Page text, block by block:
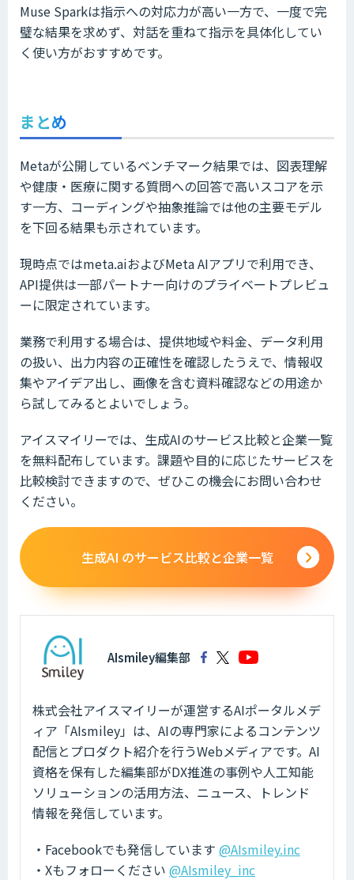
Muse Sparkは指示への対応力が高い一方で、一度で完
璧な結果を求めず、対話を重ねて指示を具体化してい
く使い方がおすすめです。
まとめ
Metaが公開しているベンチマーク結果では、図表理解
や健康・医療に関する質問への回答で高いスコアを示
す一方、コーディングや抽象推論では他の主要モデル
を下回る結果も示されています。
現時点ではmeta.aiおよびMeta AIアプリで利用でき、
API提供は一部パートナー向けのプライベートプレビュ
ーに限定されています。
業務で利用する場合は、提供地域や料金、データ利用
の扱い、出力内容の正確性を確認したうえで、情報収
集やアイデア出し、画像を含む資料確認などの用途か
ら試してみるとよいでしょう。
アイスマイリーでは、生成AIのサービス比較と企業一覧
を無料配布しています。課題や目的に応じたサービスを
比較検討できますので、ぜひこの機会にお問い合わせ
ください。
生成AI のサービス比較と企業一覧
AIsmiley編集部
株式会社アイスマイリーが運営するAIポータルメデ
ィア「AIsmiley」は、AIの専門家によるコンテンツ
配信とプロダクト紹介を行うWebメディアです。AI
資格を保有した編集部がDX推進の事例や人工知能
ソリューションの活用方法、ニュース、トレンド
情報を発信しています。
・Facebookでも発信しています @AIsmiley.inc
・Xもフォローください @AIsmiley_inc